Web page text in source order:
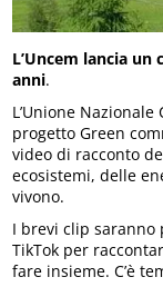
L’Uncem lancia
anni.
L’Unione
progetto Green
video di racconto
ecosistemi, delle
vivono.
I brevi clip saranno
TikTok per
fare insieme. C’è